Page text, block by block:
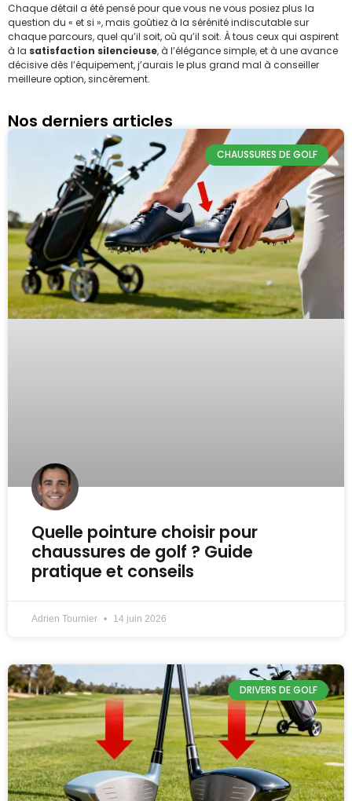
Chaque détail a été pensé pour que vous ne vous posiez plus la
question du « et si », mais goûtiez à la sérénité indiscutable sur
chaque parcours, quel qu’il soit, où qu’il soit. À tous ceux qui aspirent
à la satisfaction silencieuse, à l’élégance simple, et à une avance
décisive dès l’équipement, j’aurais le plus grand mal à conseiller
meilleure option, sincèrement.
Nos derniers articles
CHAUSSURES DE GOLF
Quelle pointure choisir pour
chaussures de golf ? Guide
pratique et conseils
Adrien Tournier 14 juin 2026
DRIVERS DE GOLF